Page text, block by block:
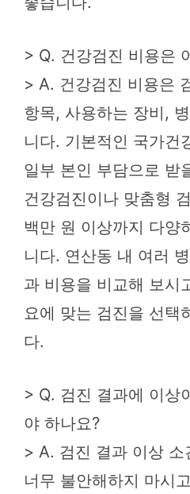
> Q. 건강검진 비용은
> A. 건강검진 비용은
항목, 사용하는 장비,
니다. 기본적인 국가건
일부 본인 부담으로 받
건강검진이나 맞춤형
백만 원 이상까지 다양
니다. 연산동 내 여러
과 비용을 비교해 보시
요에 맞는 검진을 선택
다.
> Q. 검진 결과에 이상
야 하나요?
> A. 검진 결과 이상 소
너무 불안해하지 마시